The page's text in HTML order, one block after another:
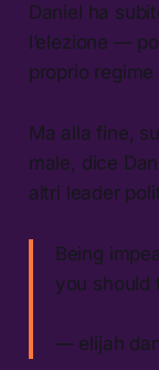
Daniel ha
l’elezione —
proprio
Ma alla fine,
male, dice
altri leader
Being
you should
— elijah